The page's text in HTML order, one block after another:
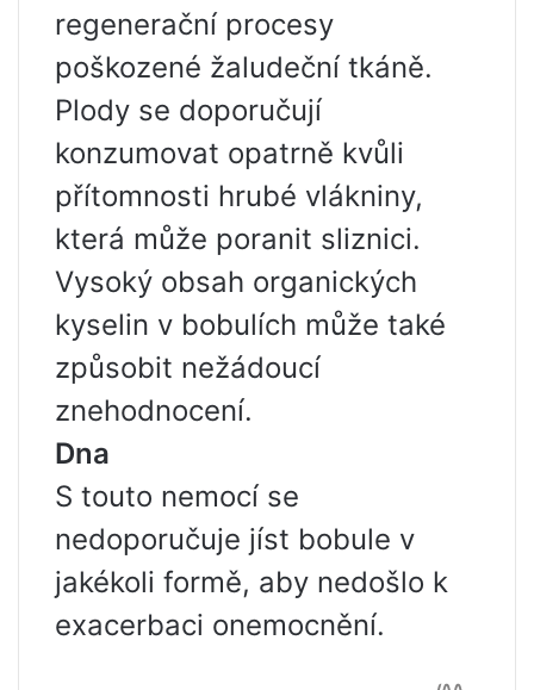
regenerační procesy
poškozené žaludeční tkáně.
Plody se doporučují
konzumovat opatrně kvůli
přítomnosti hrubé vlákniny,
která může poranit sliznici.
Vysoký obsah organických
kyselin v bobulích může také
způsobit nežádoucí
znehodnocení.
Dna
S touto nemocí se
nedoporučuje jíst bobule v
jakékoli formě, aby nedošlo k
exacerbaci onemocnění.